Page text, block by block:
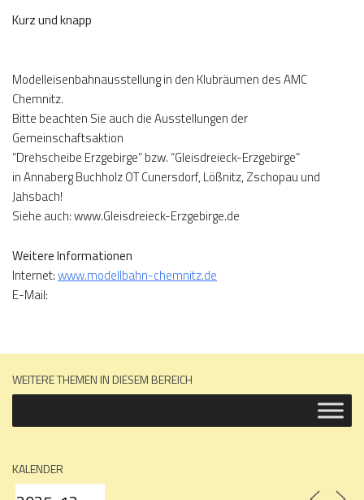
Kurz und knapp
Modelleisenbahnausstellung in den Klubräumen des AMC
Chemnitz.
Bitte beachten Sie auch die Ausstellungen der
Gemeinschaftsaktion
“Drehscheibe Erzgebirge” bzw. “Gleisdreieck-Erzgebirge”
in Annaberg Buchholz OT Cunersdorf, Lößnitz, Zschopau und
Jahsbach!
Siehe auch: www.Gleisdreieck-Erzgebirge.de
Weitere Informationen
Internet:www.modellbahn-chemnitz.de
E-Mail:
WEITERE THEMEN IN DIESEM BEREICH
KALENDER